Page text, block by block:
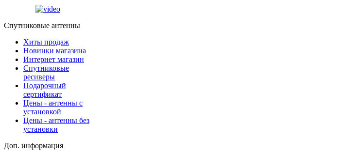
Спутниковые антенны
Хиты продаж
Новинки магазина
Интернет магазин
Спутниковые
ресиверы
Подарочный
сертификат
Цены - антенны с
установкой
Цены - антенны без
установки
Доп. информация